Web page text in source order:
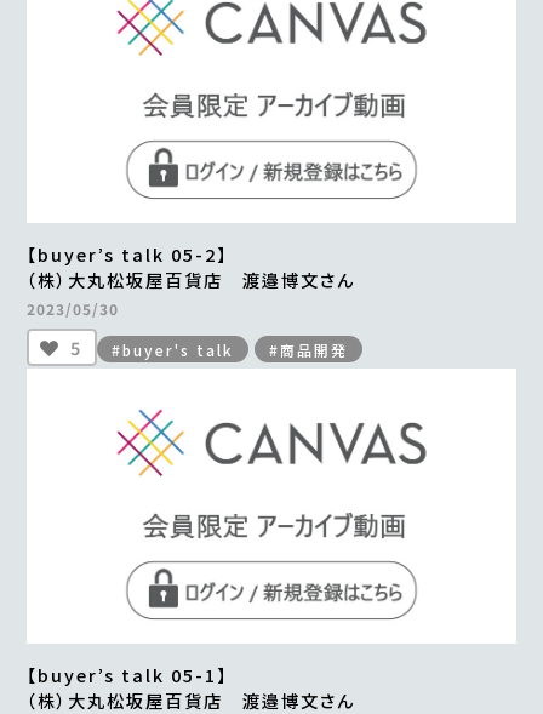
【buyer’s talk 05-2】
（株）大丸松坂屋百貨店 渡邉博文さん
2023/05/30
5 #buyer's talk #商品開発
【buyer’s talk 05-1】
（株）大丸松坂屋百貨店 渡邉博文さん